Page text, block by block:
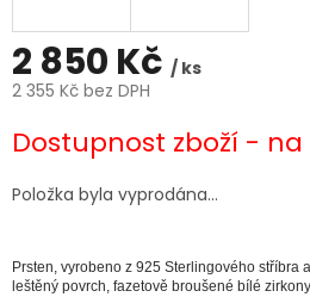
2 850 Kč / ks
2 355 Kč bez DPH
cena:
Dostupnost zboží -
Položka byla vyprodána…
Prsten, vyrobeno z 925 Sterlingového stříbra
leštěný povrch, fazetově broušené bílé